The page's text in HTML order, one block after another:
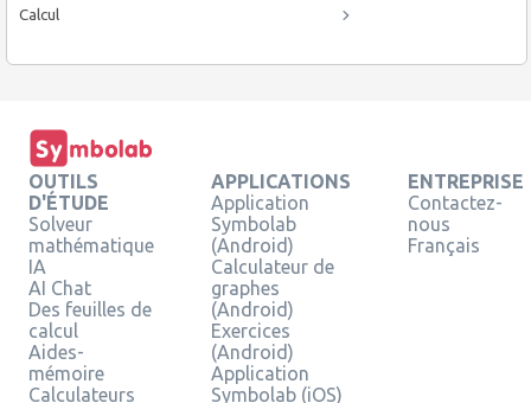
Calcul
OUTILS
D'ÉTUDE
Solveur
mathématique
IA
AI Chat
Des feuilles de
calcul
Aides-
mémoire
Calculateurs
APPLICATIONS
Application
Symbolab
(Android)
Calculateur de
graphes
(Android)
Exercices
(Android)
Application
Symbolab (iOS)
ENTREPRISE
Contactez-
nous
Français